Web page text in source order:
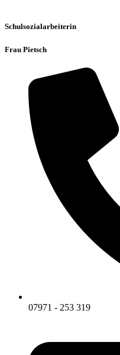
Schulsozialarbeiterin
Frau Pietsch
07971 - 253 319